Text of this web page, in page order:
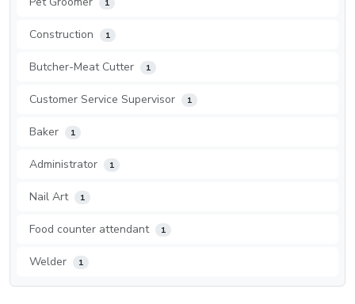
1
Construction 1
Butcher-Meat Cutter 1
Customer Service Supervisor 1
Baker 1
Administrator 1
Nail Art 1
Food counter attendant 1
Welder 1